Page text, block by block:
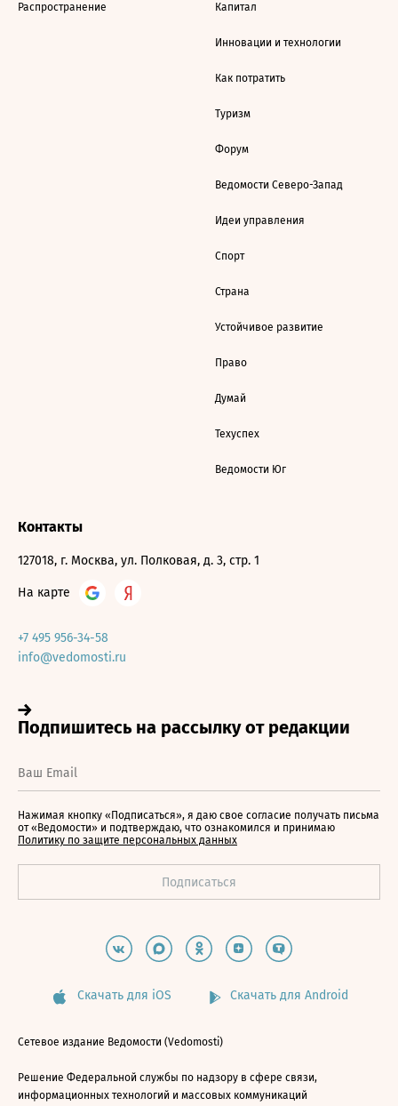
Распространение Капитал
Инновации и технологии
Как потратить
Туризм
Форум
Ведомости Северо-Запад
Идеи управления
Спорт
Страна
Устойчивое развитие
Право
Думай
Техуспех
Ведомости Юг
Контакты
127018, г. Москва, ул. Полковая, д. 3, стр. 1
На карте
+7 495 956-34-58
info@vedomosti.ru
Нажимая кнопку «Подписаться», я даю свое согласие получать письма
от «Ведомости» и подтверждаю, что ознакомился и принимаю
Политику по защите персональных данных
Скачать для iOS Скачать для Android
Сетевое издание Ведомости (Vedomosti)
Решение Федеральной службы по надзору в сфере связи,
информационных технологий и массовых коммуникаций